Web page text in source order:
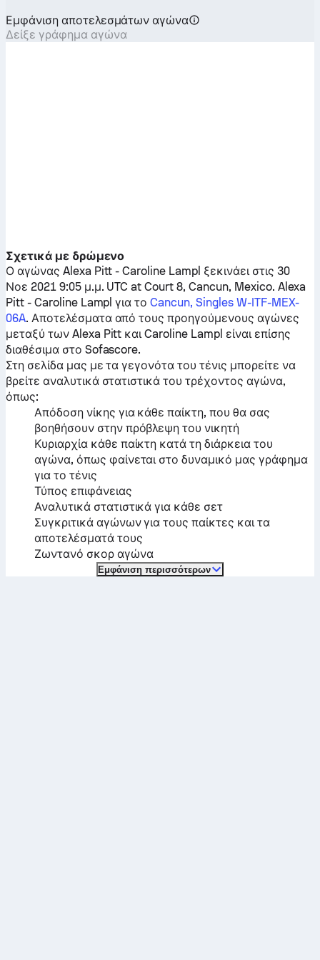
Εμφάνιση αποτελεσμάτων αγώνα
Δείξε γράφημα αγώνα
Σχετικά με δρώμενο
Ο αγώνας Alexa Pitt -Caroline Lampl ξεκινάει στις 30
Νοε 2021 9:05 μ.μ. UTC at Court 8, Cancun, Mexico. Alexa
Pitt- Caroline Lampl για τοCancun, Singles W-ITF-MEX-
06A. Αποτελέσματα από τους προηγούμενους αγώνες
μεταξύ των Alexa Pitt καιCaroline Lampl είναι επίσης
διαθέσιμα στο Sofascore.
Στη σελίδα μας με τα γεγονότα του τένις μπορείτε να
βρείτε αναλυτικά στατιστικά του τρέχοντος αγώνα,
όπως:
Απόδοση νίκης για κάθε παίκτη, που θα σας
βοηθήσουν στην πρόβλεψη του νικητή
Κυριαρχία κάθε παίκτη κατά τη διάρκεια του
αγώνα, όπως φαίνεται στο δυναμικό μας γράφημα
για το τένις
Τύπος επιφάνειας
Αναλυτικά στατιστικά για κάθε σετ
Συγκριτικά αγώνων για τους παίκτες και τα
αποτελέσματά τους
Ζωντανό σκορ αγώνα
Εμφάνιση περισσότερων